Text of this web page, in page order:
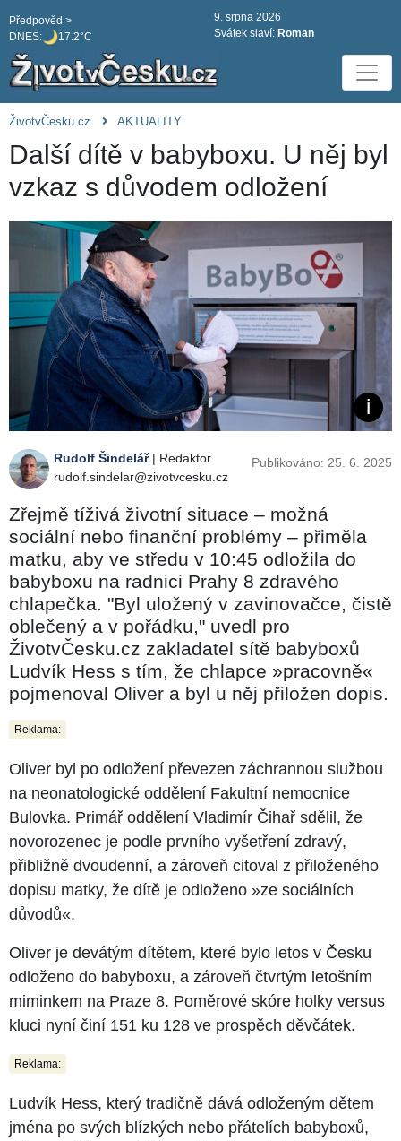
DNES: 17.2°C
Předpověd >
9. srpna 2026
Svátek slaví: Roman
ŽivotvČesku.cz AKTUALITY
Další dítě v babyboxu. U něj byl
vzkaz s důvodem odložení
Rudolf Šindelář| Redaktor
rudolf.sindelar@zivotvcesku.cz
Publikováno: 25. 6. 2025
Zřejmě tíživá životní situace –⁠⁠⁠⁠⁠⁠ možná
sociální nebo finanční problémy –⁠⁠⁠⁠⁠⁠ přiměla
matku, aby ve středu v 10:45 odložila do
babyboxu na radnici Prahy 8 zdravého
chlapečka. "Byl uložený v zavinovačce, čistě
oblečený a v pořádku," uvedl pro
ŽivotvČesku.cz zakladatel sítě babyboxů
Ludvík Hess s tím, že chlapce »pracovně«
pojmenoval Oliver a byl u něj přiložen dopis.
Reklama:
Oliver byl po odložení převezen záchrannou službou
na neonatologické oddělení Fakultní nemocnice
Bulovka. Primář oddělení Vladimír Čihař sdělil, že
novorozenec je podle prvního vyšetření zdravý,
přibližně dvoudenní, a zároveň citoval z přiloženého
dopisu matky, že dítě je odloženo »ze sociálních
důvodů«.
Oliver je devátým dítětem, které bylo letos v Česku
odloženo do babyboxu, a zároveň čtvrtým letošním
miminkem na Praze 8. Poměrové skóre holky versus
kluci nyní činí 151 ku 128 ve prospěch děvčátek.
Reklama:
Ludvík Hess, který tradičně dává odloženým dětem
jména po svých blízkých nebo přátelích babyboxů,